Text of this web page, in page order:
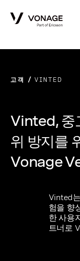
고객 VINTED
Vinted, 중
위 방지를
Vonage
Vinted
험을 향
한 사용
트너로